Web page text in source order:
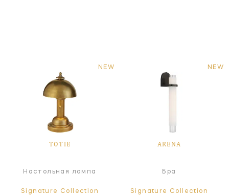
NEW
TOTIE
Настольная лампа
Signature Collection
NEW
ARENA
Бра
Signature Collection